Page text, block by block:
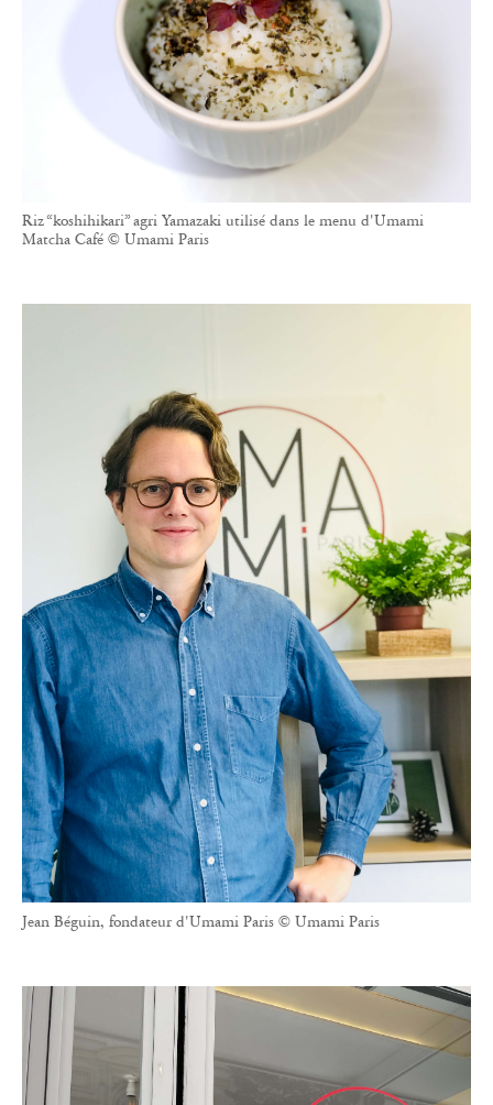
Riz “koshihikari” agri Yamazaki utilisé dans le menu d'Umami
Matcha Café © Umami Paris
Jean Béguin, fondateur d'Umami Paris © Umami Paris